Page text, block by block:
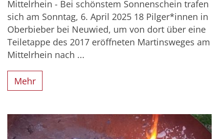
Mittelrhein - Bei schönstem Sonnenschein trafen
sich am Sonntag, 6. April 2025 18 Pilger*innen in
Oberbieber bei Neuwied, um von dort über eine
Teiletappe des 2017 eröffneten Martinsweges am
Mittelrhein nach ...
Mehr